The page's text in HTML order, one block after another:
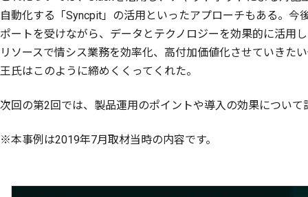
自動化する「Syncpit」の活用といったアプローチもある。今
ポートを受けながら、データとテクノロジーを効果的に活用
リソースで情シス業務を効率化、高付加価値化させていき
王氏はこのように締めくくってくれた。
次回の第2回では、製品運用のポイントや導入の効果につい
※本事例は2019年7月取材当時の内容です。